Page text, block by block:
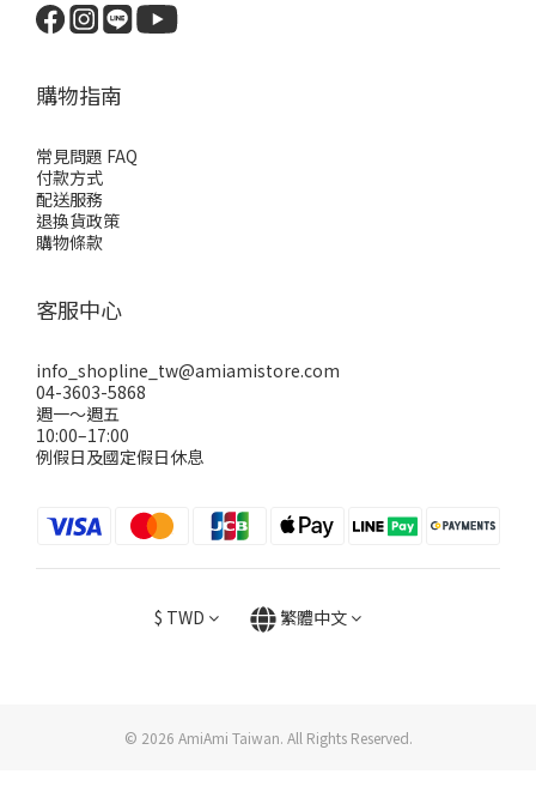
購物指南
常見問題 FAQ
付款方式
配送服務
退換貨政策
購物條款
客服中心
info_shopline_tw@amiamistore.com
04-3603-5868
週一～週五
10:00–17:00
例假日及國定假日休息
$ TWD 繁體中文
© 2026 AmiAmi Taiwan. All Rights Reserved.